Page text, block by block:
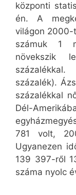
központi
én. A
világon 2000-
számuk 1
növekszik
százalék).
százalékkal
Dél-
781 volt,
Ugyanezen
139 397-ről
száma nyolc